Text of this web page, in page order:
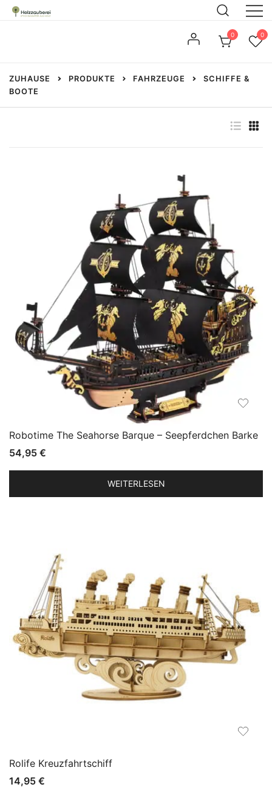
Zum
0 0
ZUHAUSE PRODUKTE FAHRZEUGE
SCHIFFE &
BOOTE
Robotime The Seahorse Barque – Seepferdchen Barke
54,95 €
WEITERLESEN
Rolife Kreuzfahrtschiff
14,95 €